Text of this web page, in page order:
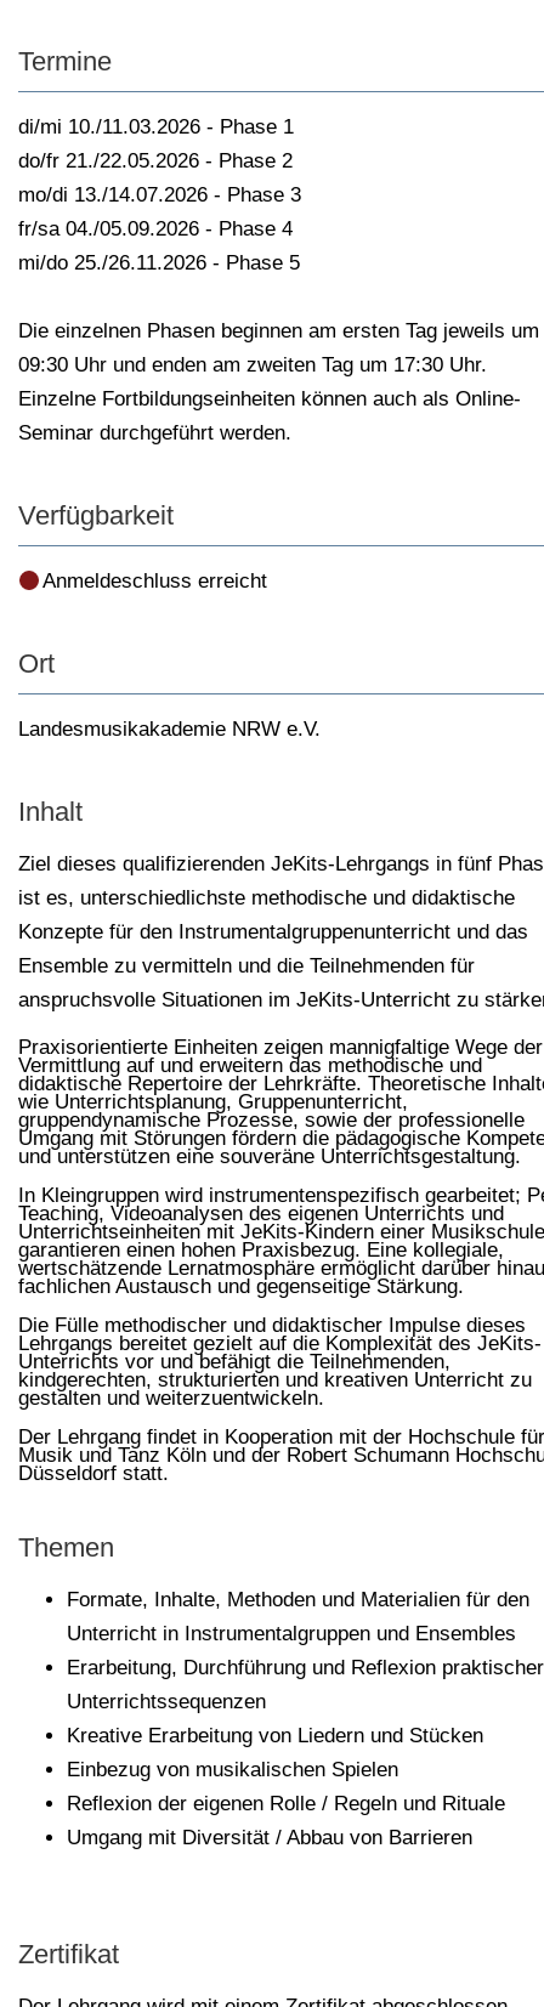
Termine
di/mi 10./11.03.2026 - Phase 1
do/fr 21./22.05.2026 - Phase 2
mo/di 13./14.07.2026 - Phase 3
fr/sa 04./05.09.2026 - Phase 4
mi/do 25./26.11.2026 - Phase 5
Die einzelnen Phasen beginnen am ersten Tag jeweils um
09:30 Uhr und enden am zweiten Tag um 17:30 Uhr.
Einzelne Fortbildungseinheiten können auch als Online-
Seminar durchgeführt werden.
Verfügbarkeit
Anmeldeschluss erreicht
Ort
Landesmusikakademie NRW e.V.
Inhalt
Ziel dieses qualifizierenden JeKits-Lehrgangs in fünf
ist es, unterschiedlichste methodische und didaktische
Konzepte für den Instrumentalgruppenunterricht und das
Ensemble zu vermitteln und die Teilnehmenden für
anspruchsvolle Situationen im JeKits-Unterricht zu
Praxisorientierte Einheiten zeigen mannigfaltige Wege der
Vermittlung auf und erweitern das methodische und
didaktische Repertoire der Lehrkräfte. Theoretische
wie Unterrichtsplanung, Gruppenunterricht,
gruppendynamische Prozesse, sowie der professionelle
Umgang mit Störungen fördern die pädagogische
und unterstützen eine souveräne Unterrichtsgestaltung.
In Kleingruppen wird instrumentenspezifisch gearbeitet;
Teaching, Videoanalysen des eigenen Unterrichts und
Unterrichtseinheiten mit JeKits-Kindern einer Musikschule
garantieren einen hohen Praxisbezug. Eine kollegiale,
wertschätzende Lernatmosphäre ermöglicht darüber
fachlichen Austausch und gegenseitige Stärkung.
Die Fülle methodischer und didaktischer Impulse dieses
Lehrgangs bereitet gezielt auf die Komplexität des JeKits-
Unterrichts vor und befähigt die Teilnehmenden,
kindgerechten, strukturierten und kreativen Unterricht zu
gestalten und weiterzuentwickeln.
Der Lehrgang findet in Kooperation mit der Hochschule für
Musik und Tanz Köln und der Robert Schumann
Düsseldorf statt.
Themen
Formate, Inhalte, Methoden und Materialien für den
Unterricht in Instrumentalgruppen und Ensembles
Erarbeitung, Durchführung und Reflexion praktischer
Unterrichtssequenzen
Kreative Erarbeitung von Liedern und Stücken
Einbezug von musikalischen Spielen
Reflexion der eigenen Rolle / Regeln und Rituale
Umgang mit Diversität / Abbau von Barrieren
Zertifikat